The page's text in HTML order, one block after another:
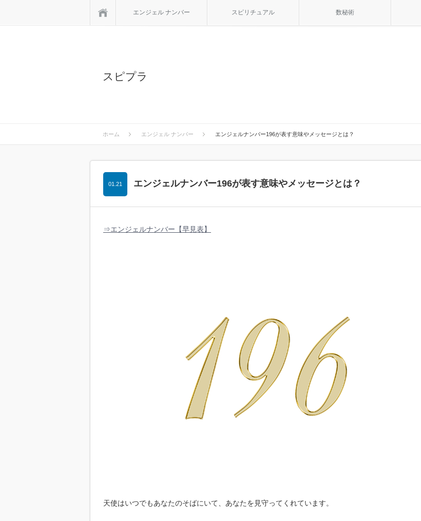
エンジェル ナンバー スピリチュアル 数秘術
スピプラ
ホーム エンジェル ナンバー エンジェルナンバー196が表す意味やメッセージとは？
エンジェルナンバー196が表す意味やメッセージとは？
01.21
⇒エンジェルナンバー【早見表】
天使はいつでもあなたのそばにいて、あなたを見守ってくれています。